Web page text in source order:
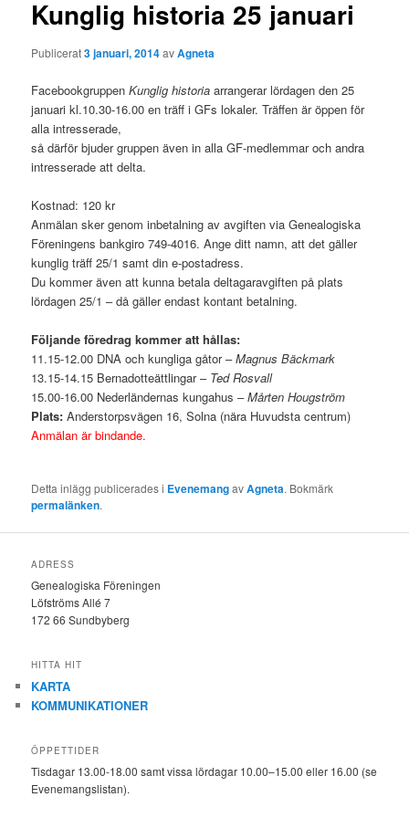
g
n
v
i
g
e
r
n
g
Kunglig historia 25 januari
Publicerat3 januari, 2014avAgneta
FacebookgruppenKunglig historia arrangerar lördagen den 25
januari kl.10.30-16.00 en träff i GFs lokaler. Träffen är öppen för
alla intresserade,
så därför bjuder gruppen även in alla GF-medlemmar och andra
intresserade att delta.
Kostnad: 120 kr
Anmälan sker genom inbetalning av avgiften via Genealogiska
Föreningens bankgiro 749-4016. Ange ditt namn, att det gäller
kunglig träff 25/1 samt din e-postadress.
Du kommer även att kunna betala deltagaravgiften på plats
lördagen 25/1 – då gäller endast kontant betalning.
Följande föredrag kommer att hållas:
11.15-12.00 DNA och kungliga gåtor –Magnus Bäckmark
13.15-14.15 Bernadotteättlingar – Ted Rosvall
15.00-16.00 Nederländernas kungahus –Mårten Hougström
Plats: Anderstorpsvägen 16, Solna (nära Huvudsta centrum)
Anmälan är bindande.
Detta inlägg publicerades i EvenemangavAgneta. Bokmärk
permalänken.
ADRESS
Genealogiska Föreningen
Löfströms Allé 7
172 66 Sundbyberg
HITTA HIT
KARTA
KOMMUNIKATIONER
ÖPPETTIDER
Tisdagar 13.00-18.00 samt vissa lördagar 10.00–15.00 eller 16.00 (se
Evenemangslistan).